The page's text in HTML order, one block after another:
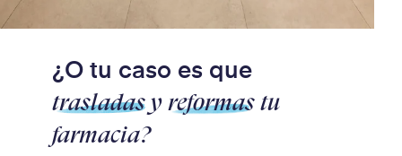
¿O tu caso es que
trasladas y reformas tu
farmacia?